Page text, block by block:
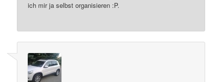
ich mir ja selbst organisieren :P.